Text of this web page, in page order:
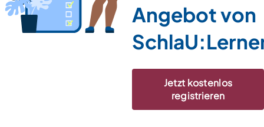
Angebot von
Jetzt kostenlos
registrieren